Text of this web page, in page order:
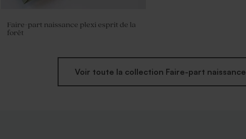
Faire-part naissance plexi esprit de la
forêt
Voir toute la collection Faire-part naissance